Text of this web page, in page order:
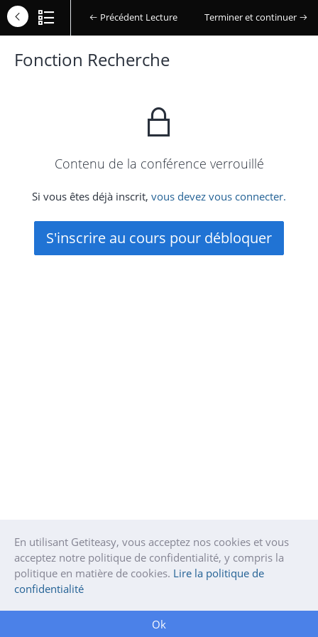
Précédent Lecture Terminer et continuer
Fonction Recherche
Contenu de la conférence verrouillé
Si vous êtes déjà inscrit, vous devez vous connecter.
S'inscrire au cours pour débloquer
En utilisant Getiteasy, vous acceptez nos cookies et vous
acceptez notre politique de confidentialité, y compris la
politique en matière de cookies. Lire la politique de
confidentialité
Ok